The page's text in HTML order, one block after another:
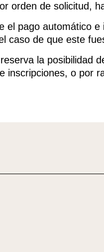
orden de solicitud,
el pago automático
caso de que este
la posibilidad
inscripciones, o por